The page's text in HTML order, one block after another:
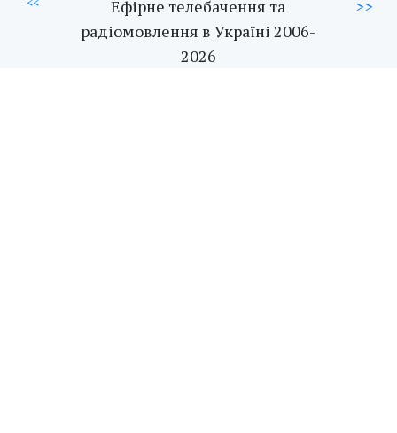
Ефірне телебачення та
радіомовлення в Україні 2006-
2026
>>